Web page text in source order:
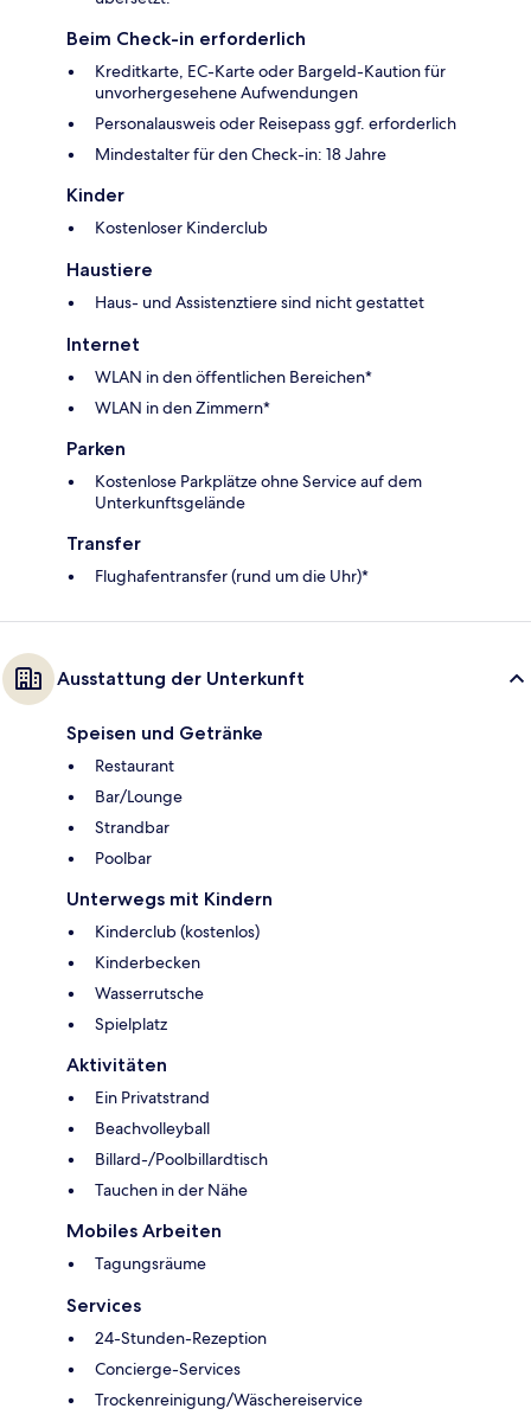
Beim Check-in erforderlich
Kreditkarte, EC-Karte oder Bargeld-Kaution für
unvorhergesehene Aufwendungen
Personalausweis oder Reisepass ggf. erforderlich
Mindestalter für den Check-in: 18 Jahre
Kinder
Kostenloser Kinderclub
Haustiere
Haus- und Assistenztiere sind nicht gestattet
Internet
WLAN in den öffentlichen Bereichen*
WLAN in den Zimmern*
Parken
Kostenlose Parkplätze ohne Service auf dem
Unterkunftsgelände
Transfer
Flughafentransfer (rund um die Uhr)*
Ausstattung der Unterkunft
Speisen und Getränke
Restaurant
Bar/Lounge
Strandbar
Poolbar
Unterwegs mit Kindern
Kinderclub (kostenlos)
Kinderbecken
Wasserrutsche
Spielplatz
Aktivitäten
Ein Privatstrand
Beachvolleyball
Billard-/Poolbillardtisch
Tauchen in der Nähe
Mobiles Arbeiten
Tagungsräume
Services
24-Stunden-Rezeption
Concierge-Services
Trockenreinigung/Wäschereiservice